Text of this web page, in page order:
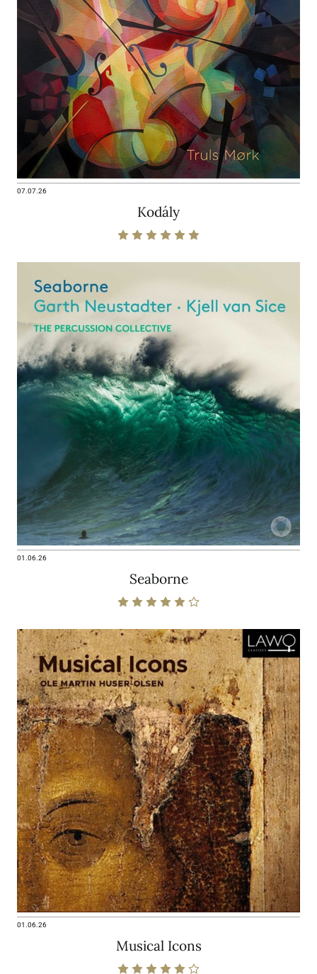
07.07.26
Kodály
01.06.26
Seaborne
01.06.26
Musical Icons